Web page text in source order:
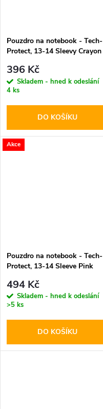
Pouzdro na notebook - Tech-
Protect, 13-14 Sleevy Crayon
396 Kč
Skladem - hned k odeslání
4 ks
DO KOŠÍKU
Akce
Pouzdro na notebook - Tech-
Protect, 13-14 Sleeve Pink
494 Kč
Skladem - hned k odeslání
>5 ks
DO KOŠÍKU